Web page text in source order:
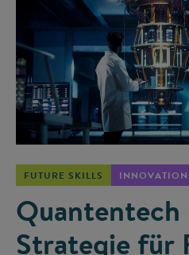
FUTURE SKILLS
Quantentech
Strategie für